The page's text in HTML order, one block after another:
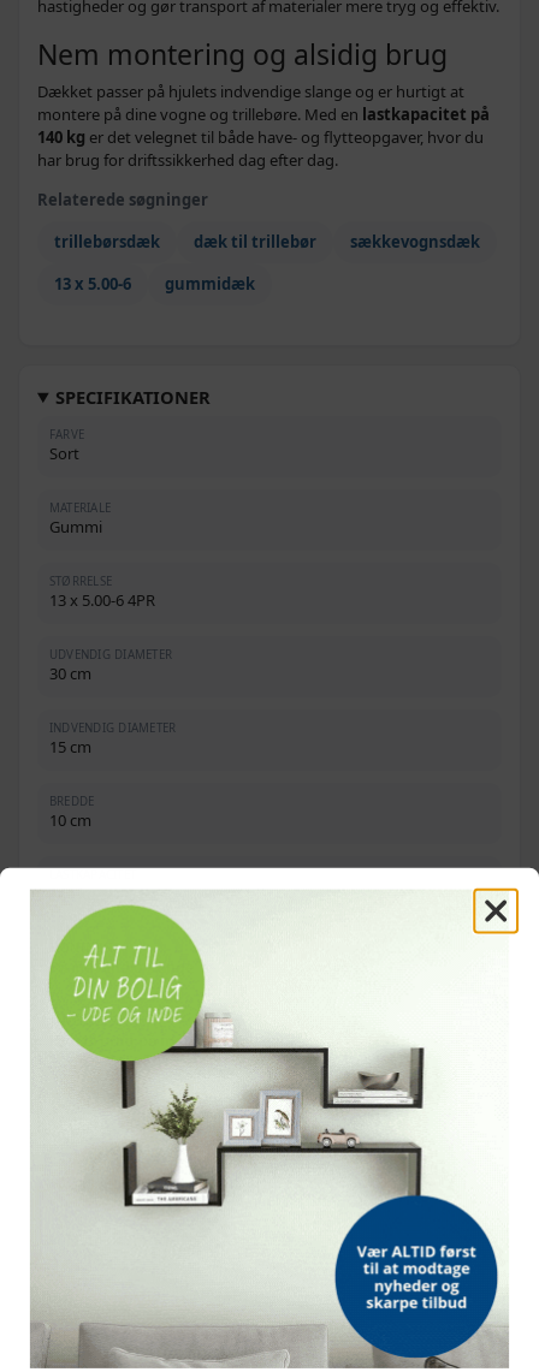
hastigheder og gør transport af materialer mere tryg og effektiv.
Nem montering og alsidig brug
Dækket passer på hjulets indvendige slange og er hurtigt at
montere på dine vogne og trillebøre. Med en lastkapacitet på
140 kg er det velegnet til både have- og flytteopgaver, hvor du
har brug for driftssikkerhed dag efter dag.
Relaterede søgninger
trillebørsdæk
dæk til trillebør
sækkevognsdæk
13 x 5.00-6
gummidæk
SPECIFIKATIONER
FARVE
Sort
MATERIALE
Gummi
STØRRELSE
13 x 5.00-6 4PR
UDVENDIG DIAMETER
30 cm
INDVENDIG DIAMETER
15 cm
BREDDE
10 cm
140 kg
MONTERING
På indvendig slange
ANVENDELSE
Ikke til brug på motorvej
OFTE STILLEDE SPØRGSMÅL
Passer dækket til min trillebør?
Kan det bruges på vej?